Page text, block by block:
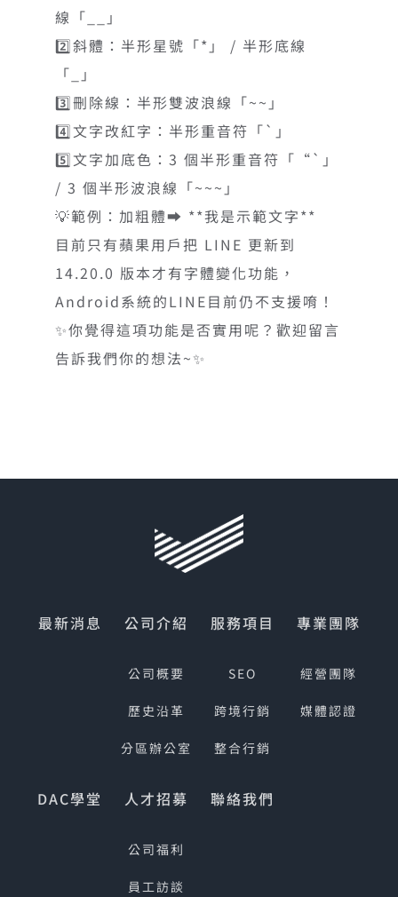
線「__」
2️⃣斜體：半形星號「*」 / 半形底線
「_」
3️⃣刪除線：半形雙波浪線「~~」
4️⃣文字改紅字：半形重音符「`」
5️⃣文字加底色：3 個半形重音符「“`」
/ 3 個半形波浪線「~~~」
💡範例：加粗體➡️ **我是示範文字**
目前只有蘋果用戶把 LINE 更新到
14.20.0 版本才有字體變化功能，
Android系統的LINE目前仍不支援唷！
✨你覺得這項功能是否實用呢？歡迎留言
告訴我們你的想法~✨
最新消息 公司介紹
公司概要
歷史沿革
分區辦公室
服務項目
SEO
跨境行銷
整合行銷
專業團隊
經營團隊
媒體認證
DAC學堂 人才招募
公司福利
員工訪談
聯絡我們